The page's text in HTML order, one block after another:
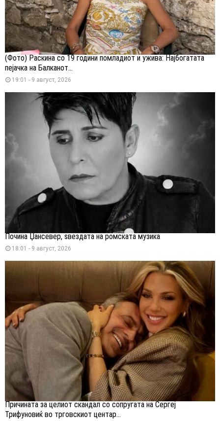
(Фото) Раскина со 19 години помладиот и ужива: Најбогатата
пејачка на Балканот...
19:01 - 9 август, 2026
Почина Џансевер, ѕвездата на ромската музика
18:01 - 9 август, 2026
Причината за целиот скандал со сопругата на Сергеј
Трифуновиќ во трговскиот центар...